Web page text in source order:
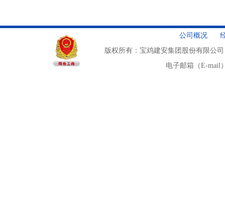
公司概况
版权所有：宝鸡建安集团股份有限公
电子邮箱（E-mail